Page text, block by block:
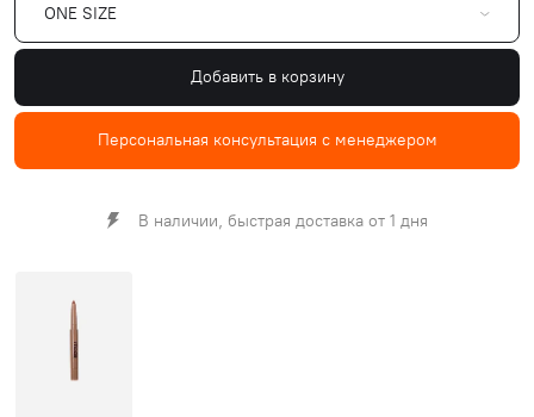
ONE SIZE
Добавить в корзину
Персональная консультация с менеджером
В наличии, быстрая доставка от 1 дня